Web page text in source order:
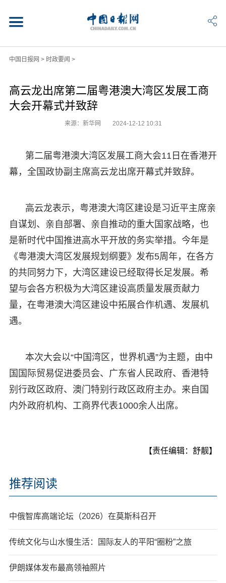
中国日报网 > 时政要闻 >
高云龙出席第二届粤港澳大湾区发展工商
大会开幕式并致辞
来源：新华网 2024-12-12 10:31
第二届粤港澳大湾区发展工商大会11日在香港开
幕，全国政协副主席高云龙出席开幕式并致辞。
高云龙表示，粤港澳大湾区建设是习近平主席亲
自谋划、亲自部署、亲自推动的重大国家战略，也
是新时代中国推进高水平开放的务实举措。今年是
《粤港澳大湾区发展规划纲要》发布5周年，在各方
的共同努力下，大湾区建设已经取得长足发展。希
望与会各方积极为大湾区建设高质量发展贡献力
量，在粤港澳大湾区建设中拓展合作机遇、发展机
遇。
本次大会以“中国湾区，世界机遇”为主题，由中
国国际贸易促进委员会、广东省人民政府、香港特
别行政区政府、澳门特别行政区政府主办。来自国
内外政府机构、工商界代表1000余人出席。
【责任编辑：舒靓】
推荐阅读
中俄智库高端论坛（2026）在莫斯科召开
传统文化与山水慢生活：国际友人的平阳“圈粉”之旅
伊朗媒体发布最高领袖照片